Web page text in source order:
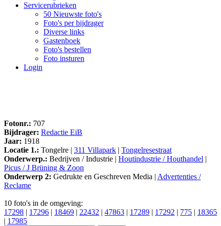
Servicerubrieken
50 Nieuwste foto's
Foto's per bijdrager
Diverse links
Gastenboek
Foto's bestellen
Foto insturen
Login
Fotonr.: 707
Bijdrager: Redactie EiB
Jaar: 1918
Locatie 1.: Tongelre | 311 Villapark | Tongelresestraat
Onderwerp.: Bedrijven / Industrie | Houtindustrie / Houthandel |
Picus / J Brüning & Zoon
Onderwerp 2: Gedrukte en Geschreven Media | Advertenties /
Reclame
10 foto's in de omgeving:
17298 | 17296 | 18469 | 22432 | 47863 | 17289 | 17292 | 775 | 18365
| 17985